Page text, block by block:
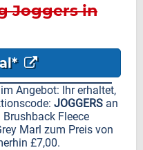
Joggers in
£12,99
Angebot: Ihr erhaltet,
JOGGERS an
Fleece
Marl zum Preis von
£7,00.